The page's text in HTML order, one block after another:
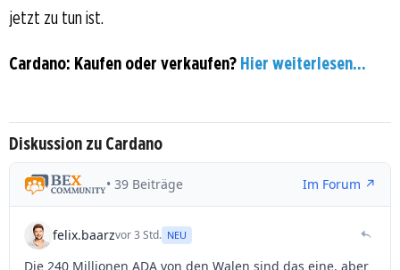
jetzt zu tun ist.
Cardano: Kaufen oder verkaufen? Hier weiterlesen...
Diskussion zu Cardano